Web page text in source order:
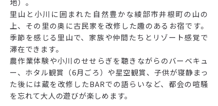
地）。
里山と小川に囲まれた自然豊かな綾部市井根町の山の
上、その里の奥に古民家を改修した趣のあるお宿です。
季節を感じる里山で、家族や仲間たちとリゾート感覚で
滞在できます。
農作業体験や小川のせせらぎを聴きながらのバーベキュ
ー、ホタル観賞（6月ごろ）や星空観賞、子供が寝静まっ
た後には蔵を改修したBARでの語らいなど、都会の喧騒
を忘れて大人の遊びが楽しめます。